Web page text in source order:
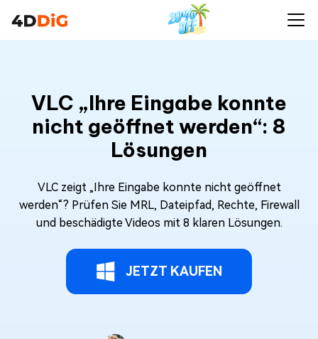
VLC „Ihre Eingabe konnte
nicht geöffnet werden“: 8
Lösungen
VLC zeigt „Ihre Eingabe konnte nicht geöffnet
werden“? Prüfen Sie MRL, Dateipfad, Rechte, Firewall
und beschädigte Videos mit 8 klaren Lösungen.
JETZT KAUFEN